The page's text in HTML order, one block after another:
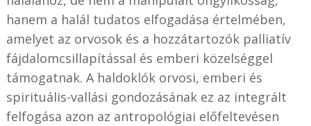
hanem a halál tudatos elfogadása értelmében,
amelyet az orvosok és a hozzátartozók palliatív
fájdalomcsillapítással és emberi közelséggel
támogatnak. A haldoklók orvosi, emberi és
spirituális-vallási gondozásának ez az integrált
felfogása azon az antropológiai előfeltevésen